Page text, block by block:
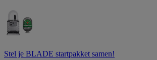
Stel je BLADE startpakket samen!